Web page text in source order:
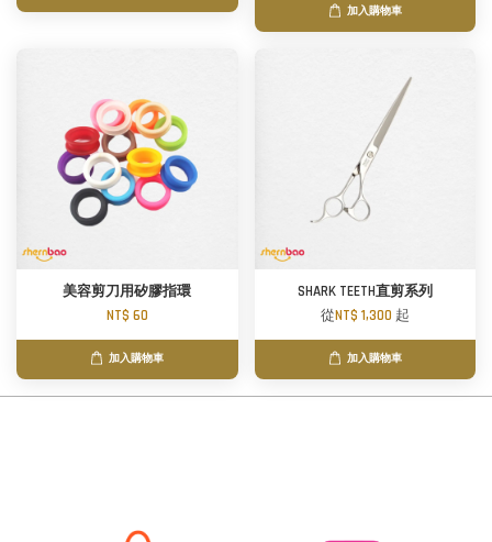
加入購物車
美容剪刀用矽膠指環
NT$ 60
加入購物車
SHARK TEETH直剪系列
從NT$ 1,300 起
加入購物車